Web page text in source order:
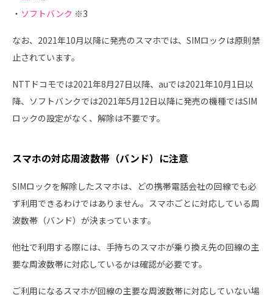
・ ソフトバンク ※3
なお、2021年10月以降に発売のスマホでは、SIMロックは原則禁
止されています。
NTTドコモでは2021年8月27日以降、auでは2021年10月1日以
降、ソフトバンクでは2021年5月12日以降に発売の機種ではSIM
ロックの設定がなく、解除は不要です。
スマホの対応周波数帯（バンド）に注意
SIMロックを解除したスマホは、どの携帯電話会社の回線でも必
ず利用できるわけではありません。スマホごとに対応している周
波数帯（バンド）が決まっています。
他社で利用する際には、手持ちのスマホが乗り換え先の回線の主
要な周波数帯に対応しているかは確認が必要です。
ご利用になるスマホが回線の主要な周波数帯に対応していない場